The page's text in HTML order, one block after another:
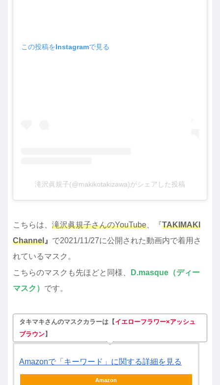
この投稿をInstagramで見る
滝沢眞規子(@makikotakizawa)がシェアした投稿
こちらは、 滝沢眞規子さんのYouTube 、『TAKIMAKI
Channel 』 で2021/11/27に公開された動画内で着用さ
れているマスク。
こちらのマスクも先ほどと同様、
D.masque（ディー
マスク） です。
タキマキさんのマスクカラーは【 イエローフラワー×アッシュ
ブラウン】
Amazonで「キーワード」に関する詳細を見る
Amazon